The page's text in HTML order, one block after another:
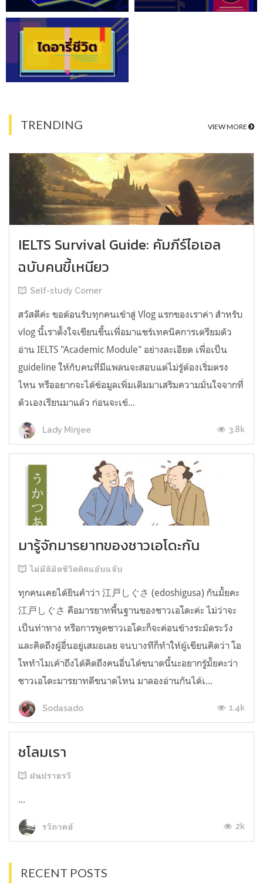
TRENDING VIEW MORE
IELTS Survival Guide: คัมภีร์ไอเอล
ฉบับคนขี้เหนียว
Self-study Corner
สวัสดีค่ะ ขอต้อนรับทุกคนเข้าสู่ Vlog แรกของเราค่า สำหรับ
vlog นี้เราตั้งใจเขียนขึ้นเพื่อมาแชร์เทคนิคการเตรียมตัว
อ่าน IELTS "Academic Module" อย่างละเอียด เพื่อเป็น
guideline ให้กับคนที่มีแพลนจะสอบแต่ไม่รู้ต้องเริ่มตรง
ไหน หรืออยากจะได้ข้อมูลเพิ่มเติมมาเสริมความมั่นใจจากที่
ตัวเองเรียนมาแล้ว ก่อนจะเข้...
Lady Minjee 3.8k
มารู้จักมารยาทของชาวเอโดะกัน
ไม่มีลิมิตชีวิตติดแอ๊บแจ๊บ
ทุกคนเคยได้ยินคำว่า 江戸しぐさ (edoshigusa) กันมั้ยคะ
江戸しぐさ คือมารยาทพื้นฐานของชาวเอโดะค่ะ ไม่ว่าจะ
เป็นท่าทาง หรือการพูดชาวเอโดะก็จะค่อนข้างระมัดระวัง
และคิดถึงผู้อื่นอยู่เสมอเลย จนบางทีก็ทำให้ผู้เขียนคิดว่า โอ
โหทำไมเค้าถึงได้คิดถึงคนอื่นได้ขนาดนี้นะอยากรู้มั้ยคะว่า
ชาวเอโดะมารยาทดีขนาดไหน มาลองอ่านกันได้เ...
Sodasado 1.4k
ชโลมเรา
ฝนปรายรวี
...
รวีภาคย์ 2k
RECENT POSTS